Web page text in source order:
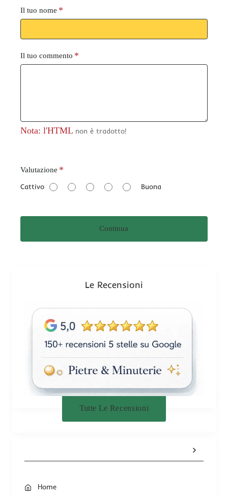
Il tuo nome
Il tuo commento
Nota: l'HTML non è tradotto!
V
l
t
z
Valutazione
Cattivo Buona
Continua
Le Recensioni
Tutte Le Recensioni
Home